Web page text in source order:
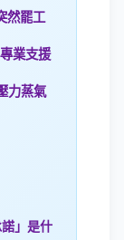
然罷工
業支援
力蒸氣
」是什